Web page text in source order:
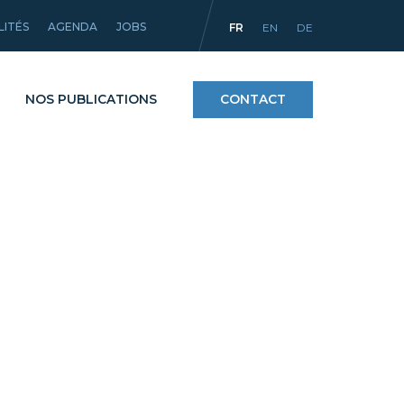
AGENDA JOBS FR EN DE
NOS PUBLICATIONS CONTACT